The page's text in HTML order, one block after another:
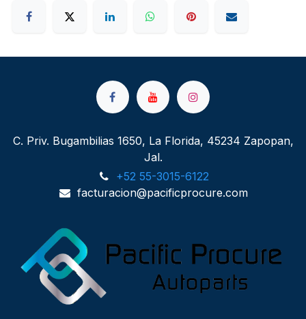
C. Priv. Bugambilias 1650, La Florida, 45234 Zapopan,
Jal.
+52 55-3015-6122
facturacion@pacificprocure.com